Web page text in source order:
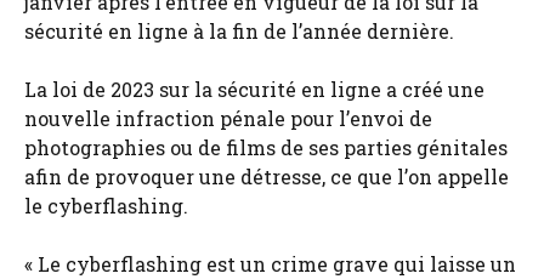
sécurité en ligne à la fin de l’année dernière.
La loi de 2023 sur la sécurité en ligne a créé une
nouvelle infraction pénale pour l’envoi de
photographies ou de films de ses parties génitales
afin de provoquer une détresse, ce que l’on appelle
le cyberflashing.
« Le cyberflashing est un crime grave qui laisse un